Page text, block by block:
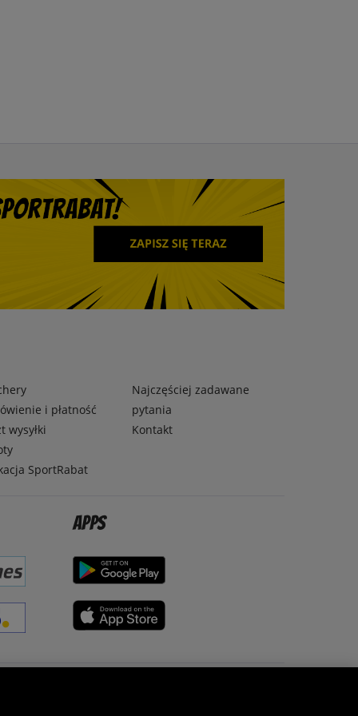
i płatność
wysyłki
SportRabat
Najczęściej zadawane
pytania
Kontakt
Apps